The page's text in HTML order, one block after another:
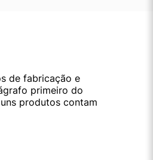
de fabricação e
primeiro do
produtos contam